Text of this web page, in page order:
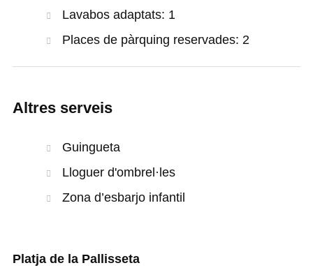
Lavabos adaptats: 1
Places de pàrquing reservades: 2
Altres serveis
Guingueta
Lloguer d'ombrel·les
Zona d’esbarjo infantil
Platja de la Pallisseta